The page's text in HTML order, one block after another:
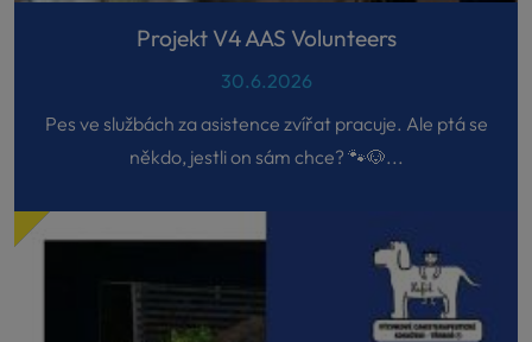
Projekt V4 AAS Volunteers
30.6.2026
Pes ve službách za asistence zvířat pracuje. Ale ptá se
někdo, jestli on sám chce? 🐾🐶...